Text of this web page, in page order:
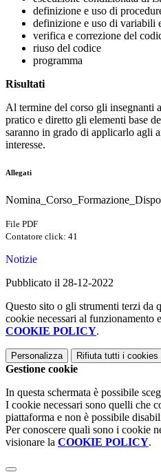
definizione e uso di
definizione e uso di variabili
verifica e correzione del
riuso del codice
programma
Risultati
Al termine del corso gli insegnanti
pratico e diretto gli elementi base
saranno in grado di applicarlo agli
interesse.
Allegati
File PDF
Contatore click: 41
Notizie
Pubblicato il 28-12-2022
Questo sito o gli strumenti terzi da
cookie necessari al
COOKIE POLICY.
Personalizza Rifiuta tutti i cookies
Gestione cookie
In questa schermata è possibile
I cookie necessari sono quelli che
piattaforma e non è possibile
Per conoscere quali sono i cookie
visionare la COOKIE POLICY.